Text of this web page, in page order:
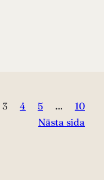
3 4 5 …
10
Nästa sida